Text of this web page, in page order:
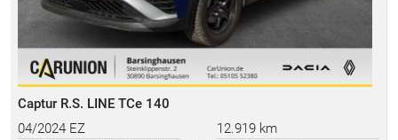
Captur R.S. LINE TCe 140
04/2024 EZ
12.919 km